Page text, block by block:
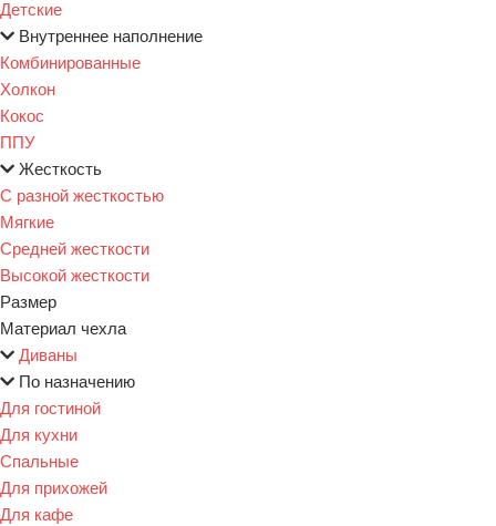
Детские
Внутреннее наполнение
Комбинированные
Холкон
Кокос
ППУ
Жесткость
С разной жесткостью
Мягкие
Средней жесткости
Высокой жесткости
Размер
Материал чехла
Диваны
По назначению
Для гостиной
Для кухни
Спальные
Для прихожей
Для кафе